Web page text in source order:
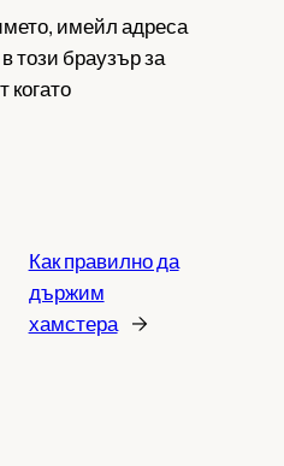
имейл адреса
този браузър за
когато
Как правилно да
държим
хамстера
→